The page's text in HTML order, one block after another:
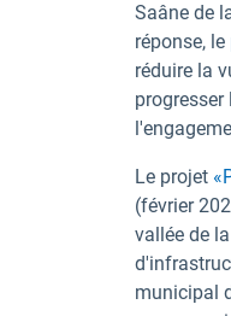
Saâne de
réponse, le
réduire la
Le projet
(février
vallée de
municipal